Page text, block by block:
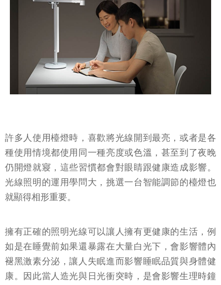
許多人使用檯燈時，喜歡將光線開到最亮，或者是各
種使用情境都使用同一種亮度或色溫，甚至到了夜晚
仍開燈就寢，這些習慣都會對眼睛跟健康造成影響。
光線照明的運用學問大，挑選一台智能調節的檯燈也
就顯得相形重要。
擁有正確的照明光線可以讓人擁有更健康的生活，例
如是在睡覺前如果還暴露在大量白光下，會影響體內
褪黑激素分泌，讓人失眠進而影響睡眠品質與身體健
康。因此當人造光與日光衝突時，是會影響生理時鐘